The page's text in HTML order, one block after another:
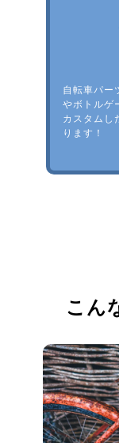
自転車パー
やボトルゲ
カスタムし
ります！
こん